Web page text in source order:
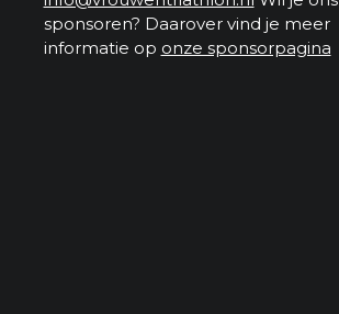
sponsoren? Daarover vind je meer
informatie op onze sponsorpagina